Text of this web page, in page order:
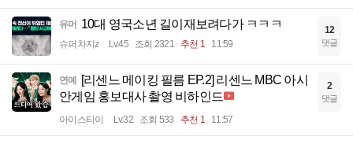
유머 10대 영국소년 길이재보려다가 ㅋㅋㅋ
슈퍼차지z Lv.45 조회 2321 추천 1 11:59
12
댓글
연예
[리센느 메이킹 필름 EP.2] 리센느 MBC 아시
안게임 홍보대사 촬영 비하인드
아이스티이 Lv.32 조회 533 추천 1 11:57
2
댓글